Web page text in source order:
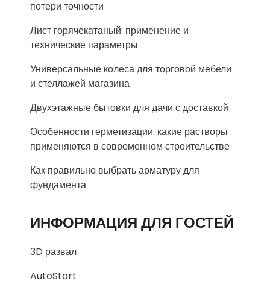
потери точности
Лист горячекатаный: применение и
технические параметры
Универсальные колеса для торговой мебели
и стеллажей магазина
Двухэтажные бытовки для дачи с доставкой
Особенности герметизации: какие растворы
применяются в современном строительстве
Как правильно выбрать арматуру для
фундамента
ИНФОРМАЦИЯ ДЛЯ ГОСТЕЙ
3D развал
AutoStart